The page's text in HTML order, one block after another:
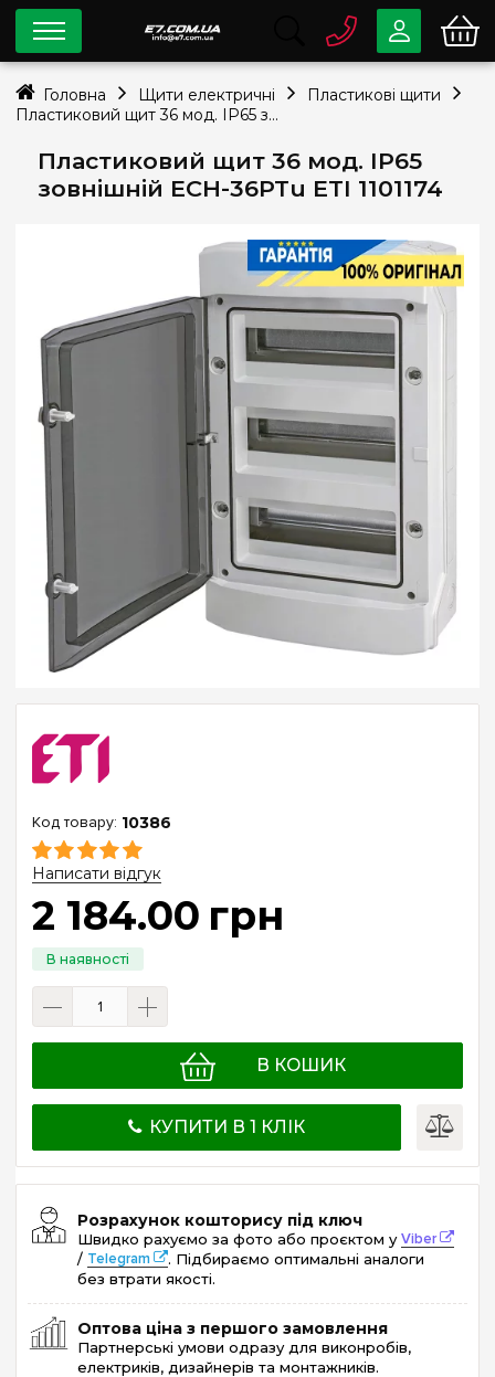
Пластиковий щит 36 мод. IP65
зовнішній ECH-36PTu ETI 1101174
10386
Написати відгук
2 184.00 грн
В КОШИК
КУПИТИ В 1 КЛІК
Розрахунок кошторису під ключ
Швидко рахуємо за фото або проєктом уViber
/ Telegram
. Підбираємо оптимальні аналоги
без втрати якості.
Оптова ціна з першого замовлення
Партнерські умови одразу для виконробів,
електриків, дизайнерів та монтажників.
0 80033-63-07
info@e7.com.ua
044334-79-78
Viber Telegram
Головна Щити електричні
Пластикові щити
Пластиковий щит 36 мод. IP65 зовнішній ECH-36PTu ETI 1101174